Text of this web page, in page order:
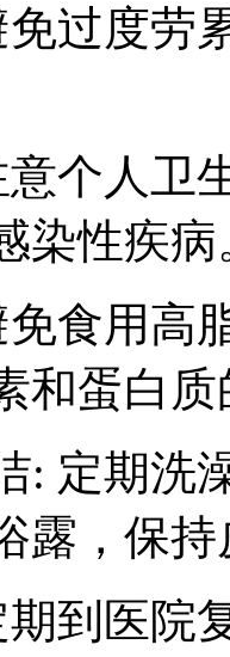
免过度劳
个人卫
染性疾病
食用高
和蛋白
: 定期洗
露，保
到医院